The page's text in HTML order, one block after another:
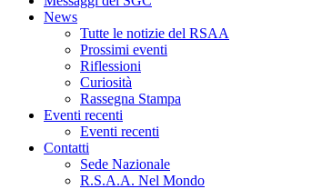
News
Tutte le notizie del RSAA
Prossimi eventi
Riflessioni
Curiosità
Rassegna Stampa
Eventi recenti
Eventi recenti
Contatti
Sede Nazionale
R.S.A.A. Nel Mondo